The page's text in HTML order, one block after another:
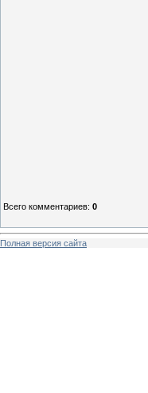
Всего комментариев: 0
Полная версия сайта